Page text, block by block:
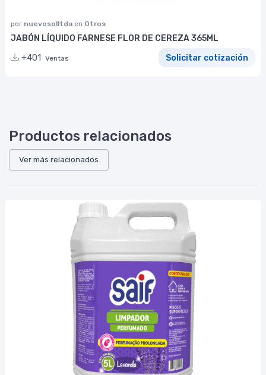
por nuevosolltda en Otros
JABÓN LÍQUIDO FARNESE FLOR DE CEREZA 365ML
+401
Ventas Solicitar cotización
Productos relacionados
Ver más relacionados